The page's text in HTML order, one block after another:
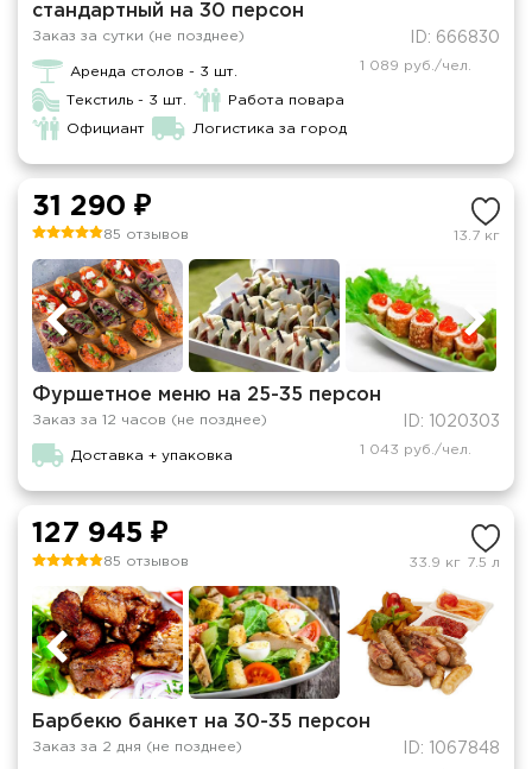
стандартный на 30 персон
Заказ за сутки (не позднее) ID: 666830
Аренда столов - 3 шт.
Текстиль - 3 шт. Работа повара
Официант Логистика за город
1 089 руб./чел.
31 290 ₽
85 отзывов 13.7 кг
Фуршетное меню на 25-35 персон
Заказ за 12 часов (не позднее) ID: 1020303
Доставка + упаковка 1 043 руб./чел.
127 945 ₽
85 отзывов 33.9 кг 7.5 л
Барбекю банкет на 30-35 персон
Заказ за 2 дня (не позднее) ID: 1067848